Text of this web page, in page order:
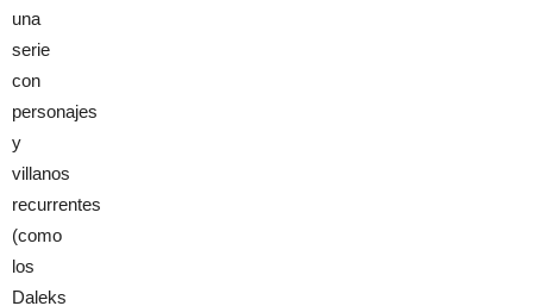
una
serie
con
personajes
y
villanos
recurrentes
(como
los
Daleks